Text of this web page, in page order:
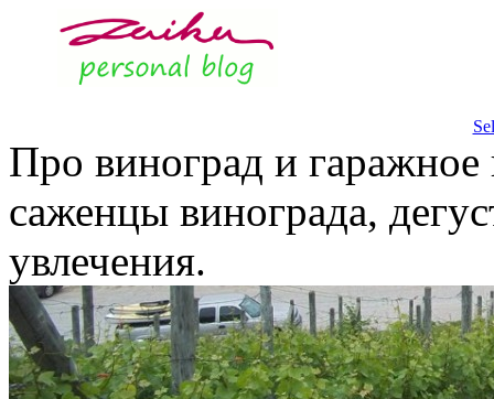
Про виноград и
саженцы винограда,
увлечения.